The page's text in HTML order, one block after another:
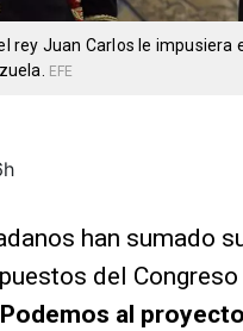
rey Juan Carlos le impusiera
EFE
han sumado
del Congreso
al